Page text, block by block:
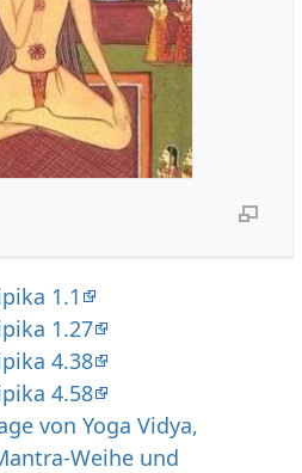
1.1
1.27
4.38
4.58
von Yoga Vidya,
Weihe und